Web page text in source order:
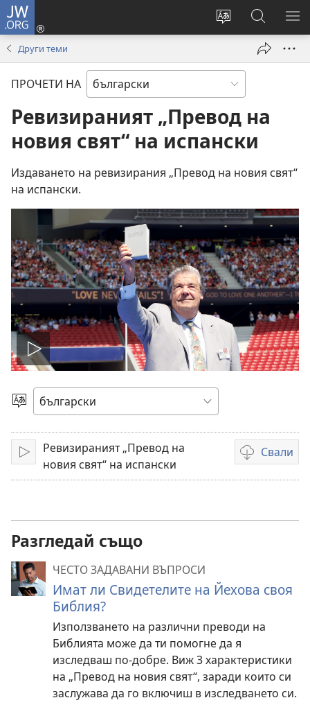
JW.ORG
Смени
сайта
Влез
(отваря
прозорец)
Търсене
в
JW.ORG
Други теми
ПРОЧЕТИ НА
Ревизираният „Превод на
новия свят“ на испански
Издаването на ревизирания „Превод на новия свят“
на испански.
Пусни
видео
Избери
език
Пусни
Ревизираният „Превод на
новия свят“ на испански
Свали
Опции
за
Разгледай също
ЧЕСТО ЗАДАВАНИ ВЪПРОСИ
Имат ли Свидетелите на Йехова своя
Библия?
Използването на различни преводи на
Библията може да ти помогне да я
изследваш по-добре. Виж 3 характеристики
на „Превод на новия свят“, заради които си
заслужава да го включиш в изследването си.